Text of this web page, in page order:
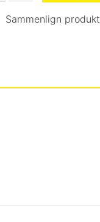
Sammenlign produkt